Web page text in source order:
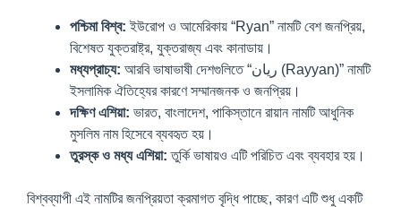
পশ্চিমা বিশ্ব: ইউরোপ ও আমেরিকায় “Ryan” নামটি বেশ জনপ্রিয়,
বিশেষত যুক্তরাষ্ট্র, যুক্তরাজ্য এবং কানাডায়।
মধ্যপ্রাচ্য: আরবি ভাষাভাষী দেশগুলিতে “ريان (Rayyan)” নামটি
ইসলামিক ঐতিহ্যের কারণে সম্মানজনক ও জনপ্রিয়।
দক্ষিণ এশিয়া: ভারত, বাংলাদেশ, পাকিস্তানে রায়ান নামটি আধুনিক
মুসলিম নাম হিসেবে ব্যবহৃত হয়।
তুরস্ক ও মধ্য এশিয়া: তুর্কি ভাষায়ও এটি পরিচিত এবং ব্যবহার হয়।
বিশ্বব্যাপী এই নামটির জনপ্রিয়তা ক্রমাগত বৃদ্ধি পাচ্ছে, কারণ এটি শুধু একটি